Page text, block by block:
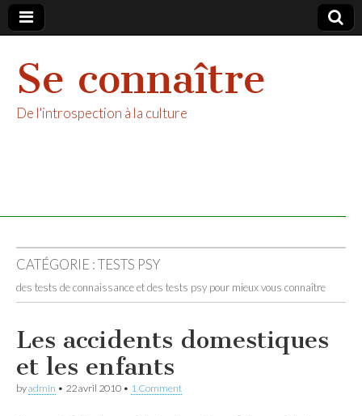
Se connaître
De l'introspection à la culture
CATÉGORIE :TESTS PSY
des tests de connaissance et des tests psy pour mieux vous connaître
Les accidents domestiques
et les enfants
byadmin • 22 avril 2010 • 1 Comment